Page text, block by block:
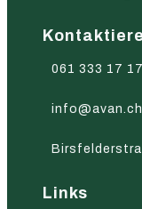
061 333 17 17
info@avan.ch
Links